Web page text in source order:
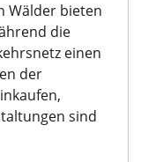
Wälder bieten
die
einen
der
sind